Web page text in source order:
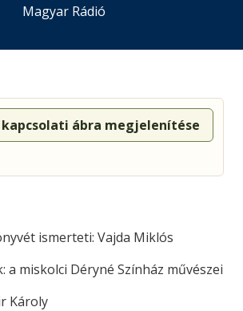
Magyar Rádió
kapcsolati ábra megjelenítése
ismerteti: Vajda Miklós
a miskolci Déryné Színház művészei
Károly